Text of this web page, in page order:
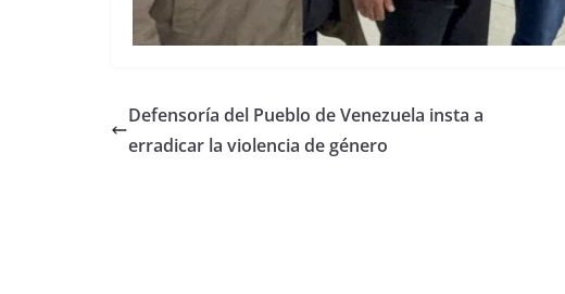
Defensoría del Pueblo de Venezuela insta a
erradicar la violencia de género